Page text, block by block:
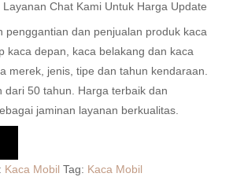
Layanan Chat Kami Untuk Harga Update
penggantian dan penjualan produk kaca
kaca depan, kaca belakang dan kaca
merek, jenis, tipe dan tahun kendaraan.
dari 50 tahun. Harga terbaik dan
jaminan layanan berkualitas.
Kaca Mobil Tag: Kaca Mobil